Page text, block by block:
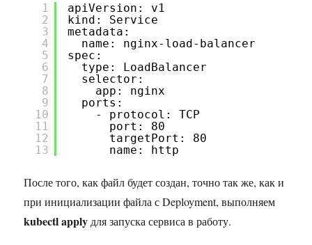
1
2
3
4
5
6
7
8
9
10
11
12
13
apiVersion: v1
kind: Service
metadata:
name: nginx-load-balancer
spec:
type: LoadBalancer
selector:
app: nginx
ports:
- protocol: TCP
port: 80
targetPort: 80
name: http
После того, как файл будет создан, точно так же, как и
при инициализации файла с Deployment, выполняем
kubectl apply для запуска сервиса в работу.